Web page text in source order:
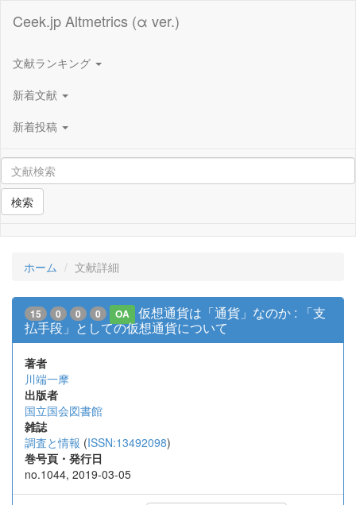
Ceek.jp Altmetrics (α ver.)
文献ランキング
新着文献
新着投稿
検索
ホーム 文献詳細
15 0 0 0 OA
仮想通貨は「通貨」なのか : 「支
払手段」としての仮想通貨について
著者
川端一摩
出版者
国立国会図書館
雑誌
調査と情報 (ISSN:13492098)
巻号頁・発行日
no.1044, 2019-03-05